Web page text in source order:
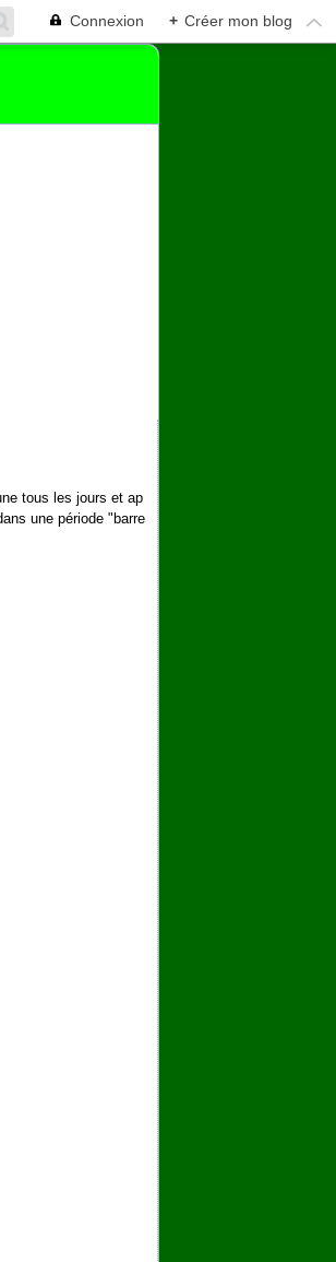
Connexion + Créer mon blog
tous les jours et ap
une période "barre